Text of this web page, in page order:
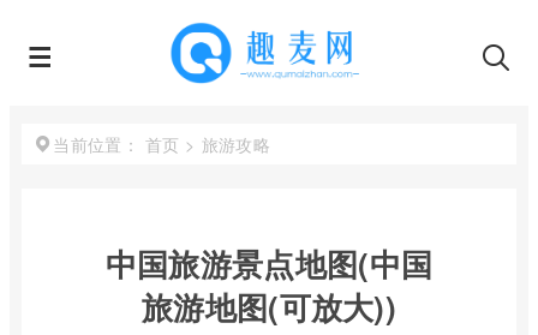
当前位置： 首页 > 旅游攻略
中国旅游景点地图(中国
旅游地图(可放大))